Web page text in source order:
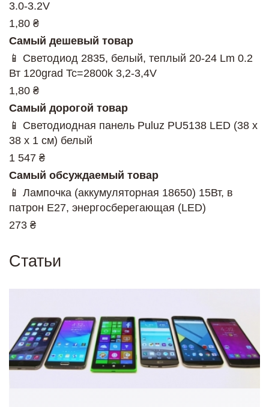
3.0-3.2V
1,80 ₴
Самый дешевый товар
📱 Светодиод 2835, белый, теплый 20-24 Lm 0.2
Вт 120grad Tc=2800k 3,2-3,4V
1,80 ₴
Самый дорогой товар
📱 Светодиодная панель Puluz PU5138 LED (38 х
38 х 1 см) белый
1 547 ₴
Самый обсуждаемый товар
📱 Лампочка (аккумуляторная 18650) 15Вт, в
патрон Е27, энергосберегающая (LED)
273 ₴
Статьи